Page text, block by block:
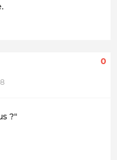
0
?"